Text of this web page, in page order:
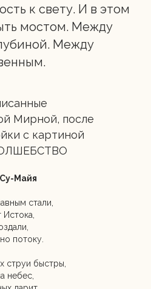
к свету. И в этом
мостом. Между
Между
Мирной, после
с картиной
Майя
стали,
потоку.
струи быстры,
небес,